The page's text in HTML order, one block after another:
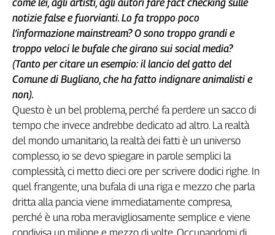
come lei, agli artisti, agli autori fare fact checking sulle
notizie false e fuorvianti. Lo fa troppo poco
l’informazione mainstream? O sono troppo grandi e
troppo veloci le bufale che girano sui social media?
(Tanto per citare un esempio: il lancio del gatto del
Comune di Bugliano, che ha fatto indignare animalisti e
non).
Questo è un bel problema, perché fa perdere un sacco di
tempo che invece andrebbe dedicato ad altro. La realtà
del mondo umanitario, la realtà dei fatti è un universo
complesso, io se devo spiegare in parole semplici la
complessità, ci metto dieci ore per scrivere dodici righe. In
quel frangente, una bufala di una riga e mezzo che parla
dritta alla pancia viene immediatamente compresa,
perché è una roba meravigliosamente semplice e viene